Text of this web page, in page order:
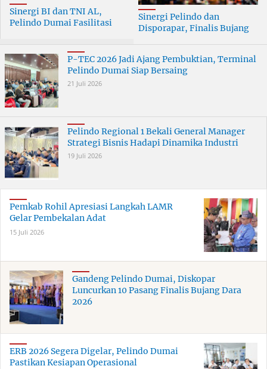
Sinergi BI dan TNI AL,
Pelindo Dumai Fasilitasi
Sinergi Pelindo dan
Disporapar, Finalis Bujang
P-TEC 2026 Jadi Ajang Pembuktian, Terminal
Pelindo Dumai Siap Bersaing
21 Juli 2026
Pelindo Regional 1 Bekali General Manager
Strategi Bisnis Hadapi Dinamika Industri
19 Juli 2026
Pemkab Rohil Apresiasi Langkah LAMR
Gelar Pembekalan Adat
15 Juli 2026
Gandeng Pelindo Dumai, Diskopar
Luncurkan 10 Pasang Finalis Bujang Dara
2026
ERB 2026 Segera Digelar, Pelindo Dumai
Pastikan Kesiapan Operasional